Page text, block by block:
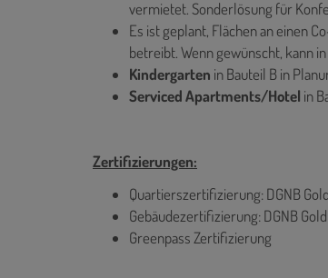
vermietet. Sonderlösung für
Es ist geplant, Flächen an einen
betreibt. Wenn gewünscht, kann
Kindergarten in Bauteil B in
Serviced Apartments/Hotel in
Zertifizierungen:
Quartierszertifizierung: DGNB Gold
Gebäudezertifizierung: DGNB Gold
Greenpass Zertifizierung